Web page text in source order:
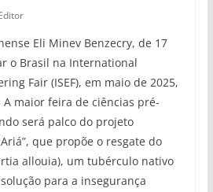
Eli Minev Benzecry, de 17
o Brasil na International
Fair (ISEF), em maio de 2025,
A maior feira de ciências pré-
será palco do projeto
que propõe o resgate do
allouia), um tubérculo nativo
para a insegurança